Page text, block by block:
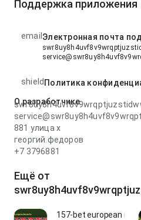
Поддержка приложения
email Электронная почта
shield Политика
О разработчике
881 улица x
георгий.федоров
+7 3796881
Ещё от
157-bet european